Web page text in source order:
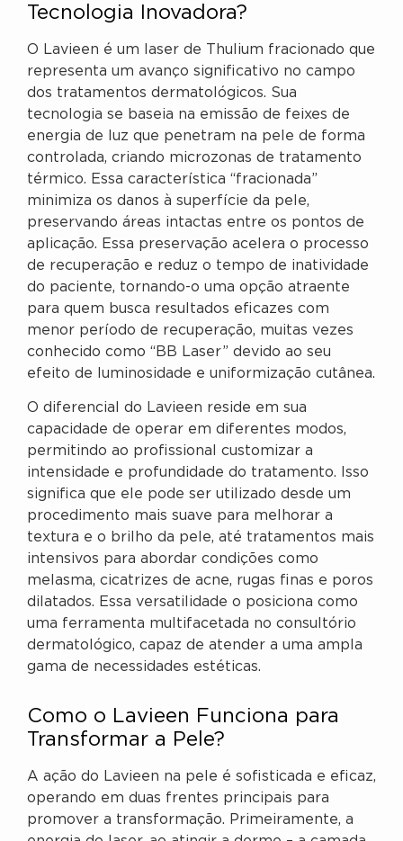
Tecnologia Inovadora?
O Lavieen é um laser de Thulium fracionado que
representa um avanço significativo no campo
dos tratamentos dermatológicos. Sua
tecnologia se baseia na emissão de feixes de
energia de luz que penetram na pele de forma
controlada, criando microzonas de tratamento
térmico. Essa característica “fracionada”
minimiza os danos à superfície da pele,
preservando áreas intactas entre os pontos de
aplicação. Essa preservação acelera o processo
de recuperação e reduz o tempo de inatividade
do paciente, tornando-o uma opção atraente
para quem busca resultados eficazes com
menor período de recuperação, muitas vezes
conhecido como “BB Laser” devido ao seu
efeito de luminosidade e uniformização cutânea.
O diferencial do Lavieen reside em sua
capacidade de operar em diferentes modos,
permitindo ao profissional customizar a
intensidade e profundidade do tratamento. Isso
significa que ele pode ser utilizado desde um
procedimento mais suave para melhorar a
textura e o brilho da pele, até tratamentos mais
intensivos para abordar condições como
melasma, cicatrizes de acne, rugas finas e poros
dilatados. Essa versatilidade o posiciona como
uma ferramenta multifacetada no consultório
dermatológico, capaz de atender a uma ampla
gama de necessidades estéticas.
Como o Lavieen Funciona para
Transformar a Pele?
A ação do Lavieen na pele é sofisticada e eficaz,
operando em duas frentes principais para
promover a transformação. Primeiramente, a